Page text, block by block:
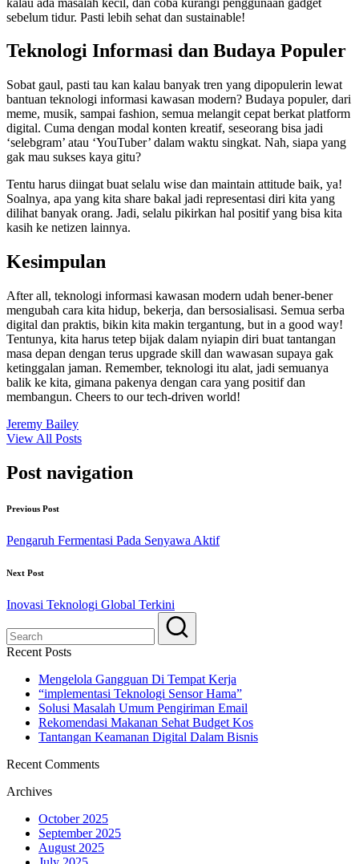
sebelum tidur. Pasti lebih sehat dan sustainable!
Teknologi Informasi dan Budaya Populer
Sobat gaul, pasti tau kan kalau banyak tren yang dipopulerin lewat
bantuan teknologi informasi kawasan modern? Budaya populer, dari
meme, musik, sampai fashion, semua melangit cepat berkat platform
digital. Cuma dengan modal konten kreatif, seseorang bisa jadi
‘selebgram’ atau ‘YouTuber’ dalam waktu singkat. Nah, siapa yang
gak mau sukses kaya gitu?
Tentu harus diingat buat selalu wise dan maintain attitude baik, ya!
Soalnya, apa yang kita share bakal jadi representasi diri kita yang
dilihat banyak orang. Jadi, selalu pikirkan hal positif yang bisa kita
kasih ke netizen lainnya.
Kesimpulan
After all, teknologi informasi kawasan modern udah bener-bener
mengubah cara kita hidup, bekerja, dan bersosialisasi. Semua serba
digital dan praktis, bikin kita makin tergantung, but in a good way!
Tentunya, kita harus tetep bijak dalam nyiapin diri buat tantangan
masa depan dengan terus upgrade skill dan wawasan supaya gak
ketinggalan jaman. Remember, teknologi itu alat, jadi semuanya
balik ke kita, gimana pakenya dengan cara yang positif dan
membangun. Cheers to our tech-driven world!
Jeremy Bailey
View All Posts
Post navigation
Previous Post
Pengaruh Fermentasi Pada Senyawa Aktif
Next Post
Inovasi Teknologi Global Terkini
Recent Posts
Mengelola Gangguan Di Tempat Kerja
“implementasi Teknologi Sensor Hama”
Solusi Masalah Umum Pengiriman Email
Rekomendasi Makanan Sehat Budget Kos
Tantangan Keamanan Digital Dalam Bisnis
Recent Comments
Archives
October 2025
September 2025
August 2025